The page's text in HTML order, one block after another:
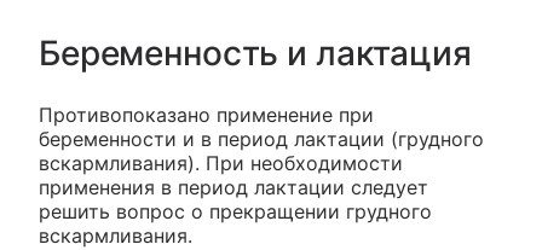
Беременность и лактация
Противопоказано применение при
беременности и в период лактации (грудного
вскармливания). При необходимости
применения в период лактации следует
решить вопрос о прекращении грудного
вскармливания.